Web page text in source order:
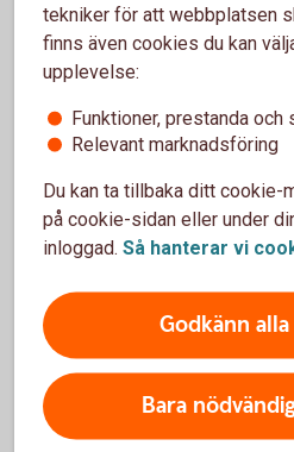
Vill du börja
fått det?
Om du vill använda ditt nya
innan du fått det hemskickat,
tekniker för att webbplatsen
finns även cookies du kan
upplevelse:
Funktioner, prestanda och
Relevant marknadsföring
Du kan ta tillbaka ditt cookie-
på cookie-sidan eller under
inloggad. Så hanterar vi
Godkänn
Bara